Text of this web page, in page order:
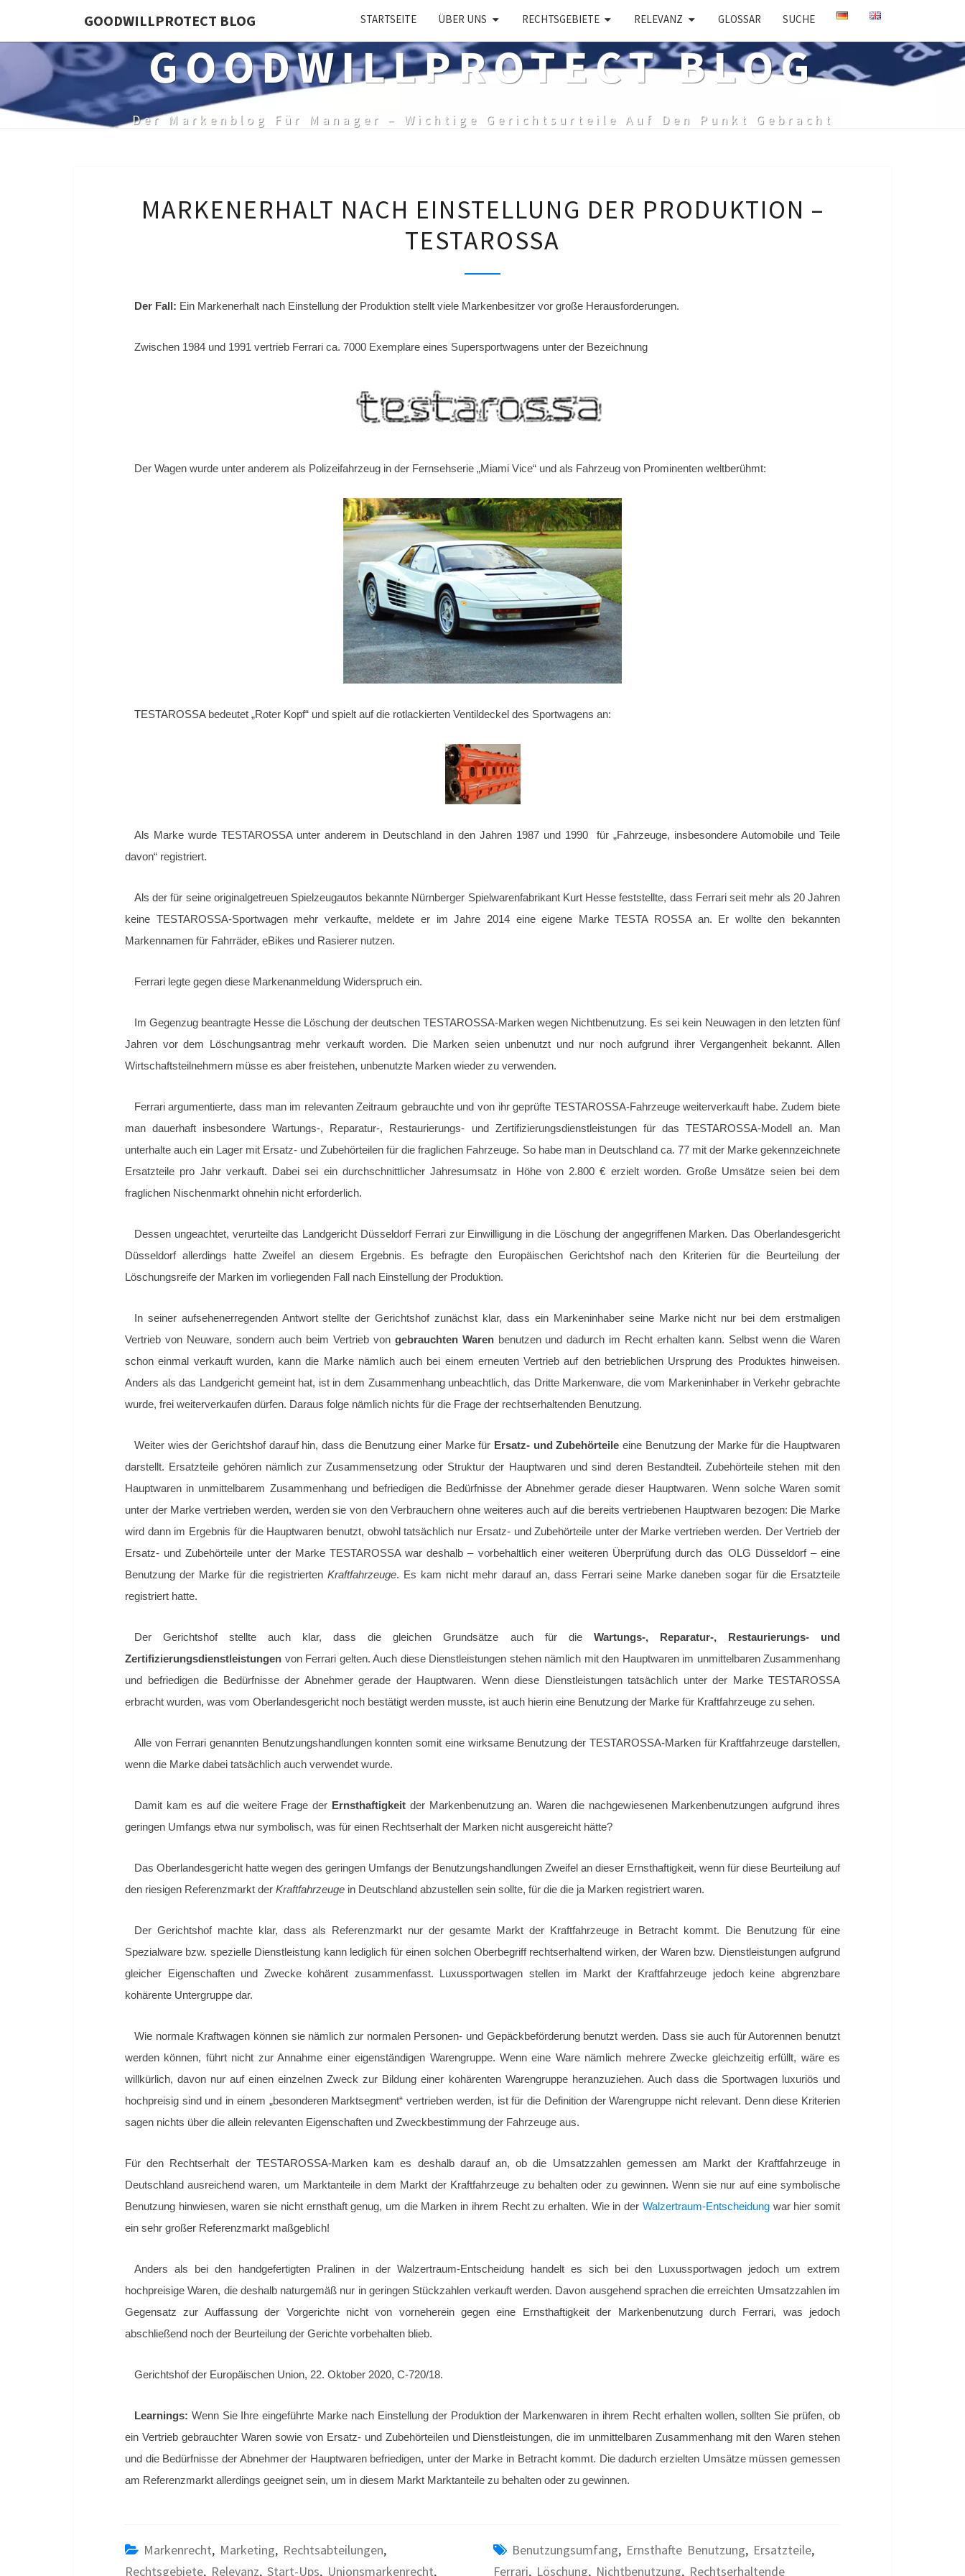
content
GOODWILLPROTECT BLOG STARTSEITE ÜBER UNS RECHTSGEBIETE RELEVANZ GLOSSAR SUCHE
GOODWILLPROTECT BLOG
Der Markenblog Für Manager – Wichtige Gerichtsurteile Auf Den Punkt Gebracht
NACH
EINSTELLUNG
DER
PRODUKTION
MARKENERHALT NACH EINSTELLUNG DER PRODUKTION –
TESTAROSSA
Der Fall: Ein Markenerhalt nach Einstellung der Produktion stellt viele Markenbesitzer vor große Herausforderungen.
Zwischen 1984 und 1991 vertrieb Ferrari ca. 7000 Exemplare eines Supersportwagens unter der Bezeichnung
Der Wagen wurde unter anderem als Polizeifahrzeug in der Fernsehserie „Miami Vice“ und als Fahrzeug von Prominenten weltberühmt:
TESTAROSSA bedeutet „Roter Kopf“ und spielt auf die rotlackierten Ventildeckel des Sportwagens an:
Als Marke wurde TESTAROSSA unter anderem in Deutschland in den Jahren 1987 und 1990 für „Fahrzeuge, insbesondere Automobile und Teile
davon“ registriert.
Als der für seine originalgetreuen Spielzeugautos bekannte Nürnberger Spielwarenfabrikant Kurt Hesse feststellte, dass Ferrari seit mehr als 20 Jahren
keine TESTAROSSA-Sportwagen mehr verkaufte, meldete er im Jahre 2014 eine eigene Marke TESTA ROSSA an. Er wollte den bekannten
Markennamen für Fahrräder, eBikes und Rasierer nutzen.
Ferrari legte gegen diese Markenanmeldung Widerspruch ein.
Im Gegenzug beantragte Hesse die Löschung der deutschen TESTAROSSA-Marken wegen Nichtbenutzung. Es sei kein Neuwagen in den letzten fünf
Jahren vor dem Löschungsantrag mehr verkauft worden. Die Marken seien unbenutzt und nur noch aufgrund ihrer Vergangenheit bekannt. Allen
Wirtschaftsteilnehmern müsse es aber freistehen, unbenutzte Marken wieder zu verwenden.
Ferrari argumentierte, dass man im relevanten Zeitraum gebrauchte und von ihr geprüfte TESTAROSSA-Fahrzeuge weiterverkauft habe. Zudem biete
man dauerhaft insbesondere Wartungs-, Reparatur-, Restaurierungs- und Zertifizierungsdienstleistungen für das TESTAROSSA-Modell an. Man
unterhalte auch ein Lager mit Ersatz- und Zubehörteilen für die fraglichen Fahrzeuge. So habe man in Deutschland ca. 77 mit der Marke gekennzeichnete
Ersatzteile pro Jahr verkauft. Dabei sei ein durchschnittlicher Jahresumsatz in Höhe von 2.800 € erzielt worden. Große Umsätze seien bei dem
fraglichen Nischenmarkt ohnehin nicht erforderlich.
Dessen ungeachtet, verurteilte das Landgericht Düsseldorf Ferrari zur Einwilligung in die Löschung der angegriffenen Marken. Das Oberlandesgericht
Düsseldorf allerdings hatte Zweifel an diesem Ergebnis. Es befragte den Europäischen Gerichtshof nach den Kriterien für die Beurteilung der
Löschungsreife der Marken im vorliegenden Fall nach Einstellung der Produktion.
In seiner aufsehenerregenden Antwort stellte der Gerichtshof zunächst klar, dass ein Markeninhaber seine Marke nicht nur bei dem erstmaligen
Vertrieb von Neuware, sondern auch beim Vertrieb von gebrauchten Warenbenutzen und dadurch im Recht erhalten kann. Selbst wenn die Waren
schon einmal verkauft wurden, kann die Marke nämlich auch bei einem erneuten Vertrieb auf den betrieblichen Ursprung des Produktes hinweisen.
Anders als das Landgericht gemeint hat, ist in dem Zusammenhang unbeachtlich, das Dritte Markenware, die vom Markeninhaber in Verkehr gebrachte
wurde, frei weiterverkaufen dürfen. Daraus folge nämlich nichts für die Frage der rechtserhaltenden Benutzung.
Weiter wies der Gerichtshof darauf hin, dass die Benutzung einer Marke für Ersatz- und Zubehörteile eine Benutzung der Marke für die Hauptwaren
darstellt. Ersatzteile gehören nämlichzur Zusammensetzung oder Struktur der Hauptwaren und sind deren Bestandteil. Zubehörteilestehen mit den
Hauptwaren in unmittelbarem Zusammenhang und befriedigen die Bedürfnisse der Abnehmer gerade dieser Hauptwaren.Wenn solche Waren somit
unter der Marke vertrieben werden, werden sie von den Verbrauchern ohne weiteres auch auf die bereits vertriebenen Hauptwaren bezogen: Die Marke
wird dann im Ergebnis für die Hauptwaren benutzt, obwohl tatsächlich nur Ersatz- und Zubehörteile unter der Marke vertrieben werden. Der Vertrieb der
Ersatz- und Zubehörteile unter der Marke TESTAROSSA war deshalb – vorbehaltlich einer weiteren Überprüfung durch das OLG Düsseldorf – eine
Benutzung der Marke für die registriertenKraftfahrzeuge. Es kam nicht mehr darauf an, dass Ferrari seine Marke daneben sogar für die Ersatzteile
registriert hatte.
Der Gerichtshof stellte auch klar, dass die gleichen Grundsätze auch für die Wartungs-, Reparatur-, Restaurierungs- und
Zertifizierungsdienstleistungen von Ferrari gelten. Auch diese Dienstleistungen stehen nämlich mit den Hauptwaren im unmittelbaren Zusammenhang
und befriedigen die Bedürfnisse der Abnehmer gerade der Hauptwaren. Wenn diese Dienstleistungen tatsächlich unter der Marke TESTAROSSA
erbracht wurden, was vom Oberlandesgericht noch bestätigt werden musste, ist auch hierin eine Benutzung der Marke für Kraftfahrzeuge zu sehen.
Alle von Ferrari genannten Benutzungshandlungen konnten somit eine wirksame Benutzung der TESTAROSSA-Marken für Kraftfahrzeuge darstellen,
wenn die Marke dabei tatsächlich auch verwendet wurde.
Damit kam es auf die weitere Frage der Ernsthaftigkeit der Markenbenutzung an.Waren die nachgewiesenen Markenbenutzungen aufgrund ihres
geringen Umfangs etwa nur symbolisch, was für einen Rechtserhalt der Marken nicht ausgereicht hätte?
Das Oberlandesgericht hatte wegen des geringen Umfangs der Benutzungshandlungen Zweifel an dieser Ernsthaftigkeit, wenn für diese Beurteilung auf
den riesigen Referenzmarkt der Kraftfahrzeuge in Deutschland abzustellen sein sollte, für die die ja Marken registriert waren.
Der Gerichtshof machte klar, dass als Referenzmarkt nur der gesamte Markt der Kraftfahrzeuge in Betracht kommt. Die Benutzung für eine
Spezialware bzw. spezielle Dienstleistung kann lediglich für einen solchen Oberbegriff rechtserhaltend wirken, der Waren bzw. Dienstleistungen aufgrund
gleicher Eigenschaften und Zwecke kohärent zusammenfasst. Luxussportwagen stellen im Markt der Kraftfahrzeuge jedoch keine abgrenzbare
kohärente Untergruppe dar.
Wie normale Kraftwagen können sie nämlich zur normalen Personen- und Gepäckbeförderung benutzt werden. Dass sie auch für Autorennen benutzt
werden können, führt nicht zur Annahme einer eigenständigen Warengruppe. Wenn eine Ware nämlich mehrere Zwecke gleichzeitig erfüllt, wäre es
willkürlich, davon nur auf einen einzelnen Zweck zur Bildung einer kohärenten Warengruppe heranzuziehen. Auch dass die Sportwagen luxuriös und
hochpreisig sind und in einem „besonderen Marktsegment“ vertrieben werden, ist für die Definition der Warengruppe nicht relevant. Denn diese Kriterien
sagen nichts über die allein relevanten Eigenschaften und Zweckbestimmung der Fahrzeuge aus.
Für den Rechtserhalt der TESTAROSSA-Marken kam es deshalb darauf an, ob die Umsatzzahlen gemessen am Markt der Kraftfahrzeuge in
Deutschland ausreichend waren, um Marktanteile in dem Markt der Kraftfahrzeuge zu behalten oder zu gewinnen. Wenn sie nur auf eine symbolische
Benutzung hinwiesen, waren sie nicht ernsthaft genug, um die Marken in ihrem Recht zu erhalten. Wie in der Walzertraum-Entscheidungwar hier somit
ein sehr großer Referenzmarkt maßgeblich!
Anders als bei den handgefertigten Pralinen in der Walzertraum-Entscheidung handelt es sich bei den Luxussportwagen jedoch um extrem
hochpreisige Waren, die deshalb naturgemäß nur in geringen Stückzahlen verkauft werden. Davon ausgehend sprachen die erreichten Umsatzzahlen im
Gegensatz zur Auffassung der Vorgerichte nicht von vorneherein gegen eine Ernsthaftigkeit der Markenbenutzung durch Ferrari, was jedoch
abschließend noch der Beurteilung der Gerichte vorbehalten blieb.
Gerichtshof der Europäischen Union, 22. Oktober 2020, C-720/18.
Learnings: Wenn Sie Ihre eingeführte Marke nach Einstellung der Produktion der Markenwaren in ihrem Recht erhalten wollen, sollten Sie prüfen, ob
ein Vertrieb gebrauchter Waren sowie von Ersatz- und Zubehörteilen und Dienstleistungen, die im unmittelbaren Zusammenhang mit den Waren stehen
und die Bedürfnisse der Abnehmer der Hauptwaren befriedigen, unter der Marke in Betracht kommt. Die dadurch erzielten Umsätze müssen gemessen
am Referenzmarkt allerdings geeignet sein, um in diesem Markt Marktanteile zu behalten oder zu gewinnen.
Markenrecht, Marketing, Rechtsabteilungen,
Rechtsgebiete, Relevanz, Start-Ups, Unionsmarkenrecht,
Benutzungsumfang, Ernsthafte Benutzung, Ersatzteile,
Ferrari, Löschung, Nichtbenutzung, Rechtserhaltende